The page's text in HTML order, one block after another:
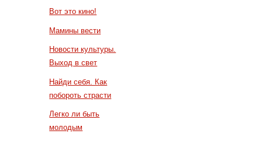
Вот это кино!
Мамины вести
Новости культуры.
Выход в свет
Найди себя. Как
побороть страсти
Легко ли быть
молодым